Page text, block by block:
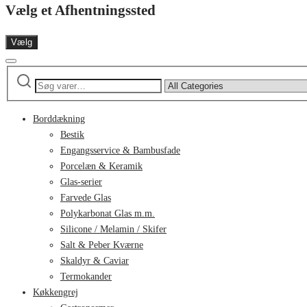
Vælg et Afhentningssted
Vælg
efter:
Narrow
by
Borddækning
Bestik
Engangsservice & Bambusfade
Porcelæn & Keramik
Glas-serier
Farvede Glas
Polykarbonat Glas m.m.
Silicone / Melamin / Skifer
Salt & Peber Kværne
Skaldyr & Caviar
Termokander
Køkkengrej